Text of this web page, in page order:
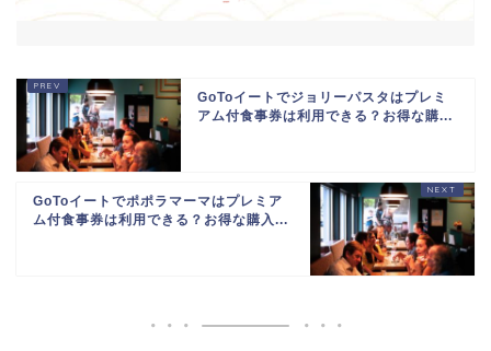
GoToイートでジョリーパスタはプレミ
アム付食事券は利用できる？お得な購...
GoToイートでポポラマーマはプレミア
ム付食事券は利用できる？お得な購入...